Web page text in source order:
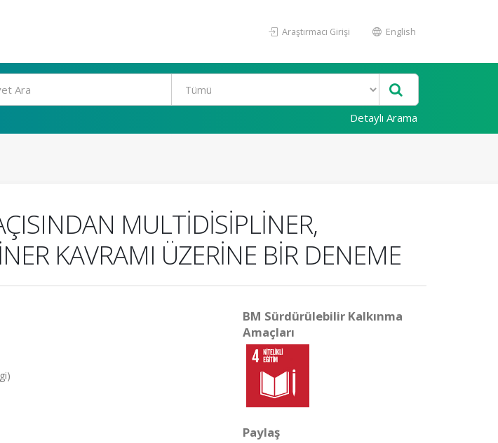
Araştırmacı Girişi English
Detaylı Arama
MULTİDİSİPLİNER,
KAVRAMI ÜZERİNE BİR DENEME
BM Sürdürülebilir Kalkınma
Amaçları
Paylaş